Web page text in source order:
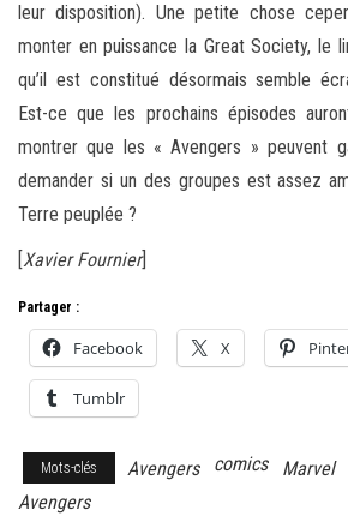
leur disposition). Une petite chose
monter en puissance la Great Society, le
qu’il est constitué désormais semble
Est-ce que les prochains épisodes
montrer que les « Avengers » peuvent
demander si un des groupes est assez
Terre peuplée ?
[Xavier Fournier]
Partager :
Facebook X
Tumblr
Mots-clés Avengers comics Marvel
Avengers